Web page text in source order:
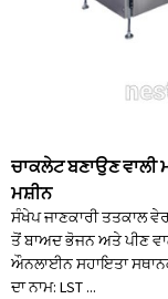
ਚਾਕਲੇਟ ਬਣਾਉਣ
ਮਸ਼ੀਨ
ਸੰਖੇਪ ਜਾਣਕਾਰੀ ਤਤਕਾਲ
ਤੋਂ ਬਾਅਦ ਭੋਜਨ ਅਤੇ ਪੀਣ
ਔਨਲਾਈਨ ਸਹਾਇਤਾ
ਦਾ ਨਾਮ: LST ...